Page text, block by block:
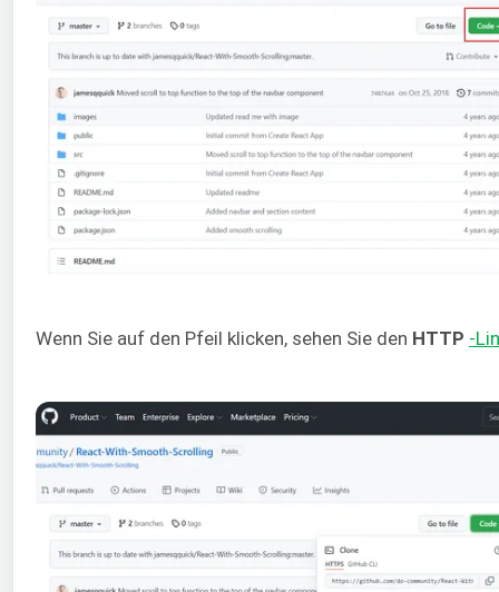
Wenn Sie auf den Pfeil klicken, sehen Sie den HTTP -